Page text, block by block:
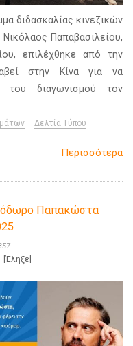
διδασκαλίας κινεζικών
Παπαβασιλείου,
επιλέχθηκε από την
στην Κίνα για να
του διαγωνισμού τον
Δελτία Τύπου
Περισσότερα
Παπακώστα
[Έληξε]